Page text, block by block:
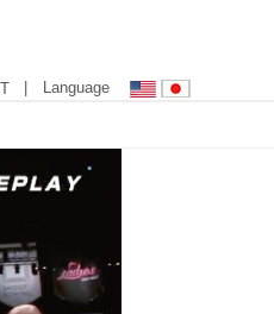
| Language